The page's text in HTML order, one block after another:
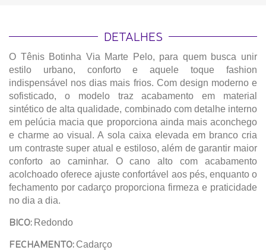
DETALHES
O Tênis Botinha Via Marte Pelo, para quem busca unir
estilo urbano, conforto e aquele toque fashion
indispensável nos dias mais frios. Com design moderno e
sofisticado, o modelo traz acabamento em material
sintético de alta qualidade, combinado com detalhe interno
em pelúcia macia que proporciona ainda mais aconchego
e charme ao visual. A sola caixa elevada em branco cria
um contraste super atual e estiloso, além de garantir maior
conforto ao caminhar. O cano alto com acabamento
acolchoado oferece ajuste confortável aos pés, enquanto o
fechamento por cadarço proporciona firmeza e praticidade
no dia a dia.
BICO: Redondo
FECHAMENTO: Cadarço